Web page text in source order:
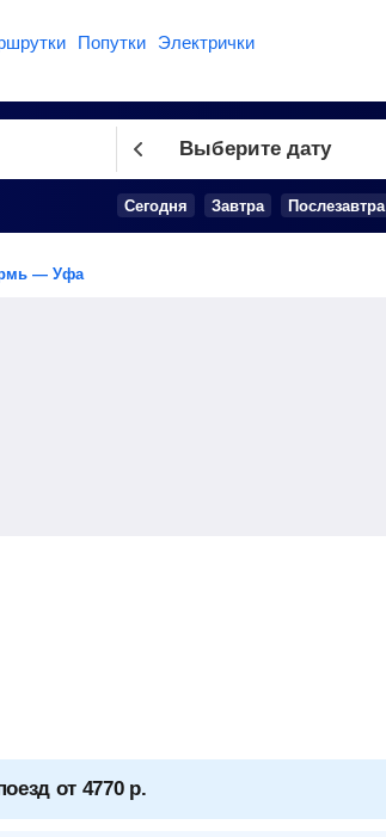
Попутки Электрички
Выберите дату
Сегодня Завтра Послезавтра
— Уфа
от 4770 р.